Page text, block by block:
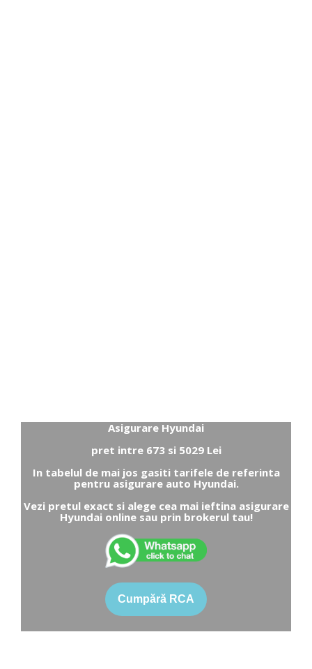
Asigurare Hyundai
pret intre 673 si 5029 Lei
In tabelul de mai jos gasiti tarifele de referinta
pentru asigurare auto Hyundai.
Vezi pretul exact si alege cea mai ieftina asigurare
Hyundai online sau prin brokerul tau!
Cumpără RCA